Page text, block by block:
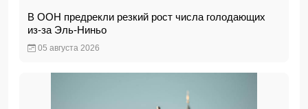
В ООН предрекли резкий рост числа голодающих
из-за Эль-Ниньо
05 августа 2026